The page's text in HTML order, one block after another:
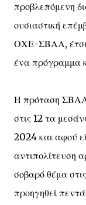
προβλεπόμενη
ουσιαστική
ΟΧΕ-ΣΒΑΑ, έτσι
ένα πρόγραμμα
Η πρόταση ΣΒΑΑ
στις 12 τα
2024 και αφού
αντιπολίτευση
σοβαρό θέμα
προηγηθεί